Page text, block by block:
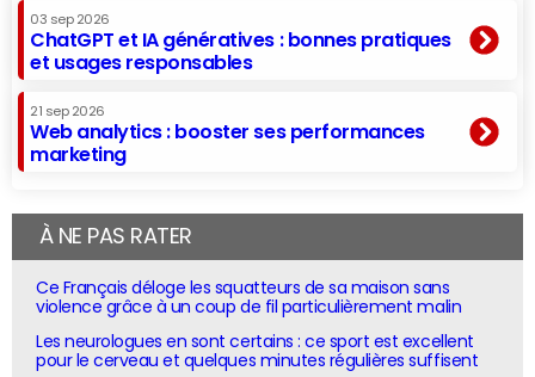
03 sep 2026
ChatGPT et IA génératives : bonnes pratiques
et usages responsables
21 sep 2026
Web analytics : booster ses performances
marketing
À NE PAS RATER
Ce Français déloge les squatteurs de sa maison sans
violence grâce à un coup de fil particulièrement malin
Les neurologues en sont certains : ce sport est excellent
pour le cerveau et quelques minutes régulières suffisent